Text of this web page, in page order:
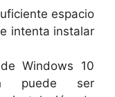
espacio
intenta instalar
Windows 10
puede ser